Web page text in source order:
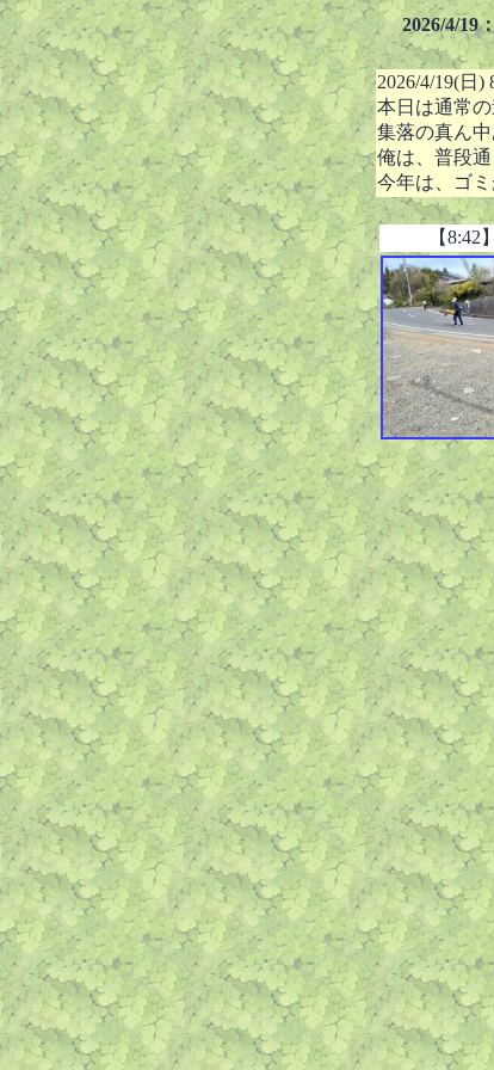
2026/4/19
2026/4/19(日)
本日は通常の
集落の真ん
俺は、普段
今年は、ゴ
【8:42